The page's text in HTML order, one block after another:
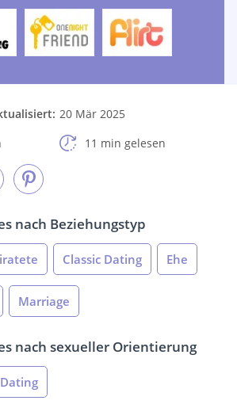
20 Mär 2025
11 min gelesen
nach Beziehungstyp
Classic Dating Ehe
Marriage
nach sexueller Orientierung